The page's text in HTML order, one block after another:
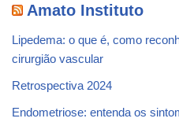
Amato Instituto
Lipedema: o que é, como
cirurgião vascular
Retrospectiva 2024
Endometriose: entenda os